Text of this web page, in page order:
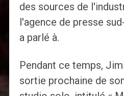
des sources de
l'agence de presse
a parlé à.
Pendant ce temps,
sortie prochaine de